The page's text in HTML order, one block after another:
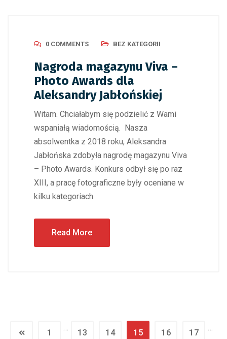
0 COMMENTS BEZ KATEGORII
Nagroda magazynu Viva –
Photo Awards dla
Aleksandry Jabłońskiej
Witam. Chciałabym się podzielić z Wami
wspaniałą wiadomością. Nasza
absolwentka z 2018 roku, Aleksandra
Jabłońska zdobyła nagrodę magazynu Viva
– Photo Awards. Konkurs odbył się po raz
XIII, a pracę fotograficzne były oceniane w
kilku kategoriach.
Read More
1 … 13 14 15 16 17 …